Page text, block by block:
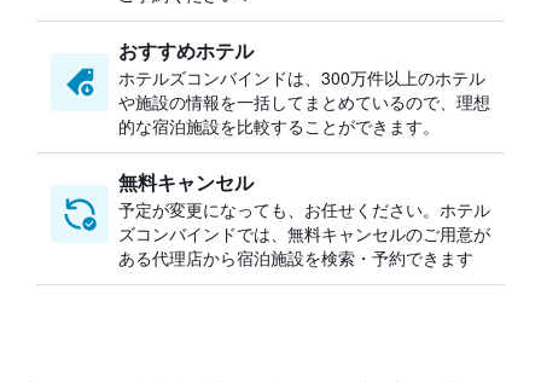
おすすめホテル
ホテルズコンバインドは、300万件以上のホテル
や施設の情報を一括してまとめているので、理想
的な宿泊施設を比較することができます。
無料キャンセル
予定が変更になっても、お任せください。ホテル
ズコンバインドでは、無料キャンセルのご用意が
ある代理店から宿泊施設を検索・予約できます